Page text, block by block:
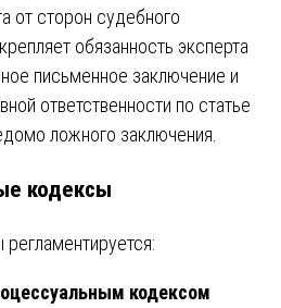
от сторон судебного
обязанность эксперта
письменное заключение и
ответственности по статье
ложного заключения.
кодексы
кодексом